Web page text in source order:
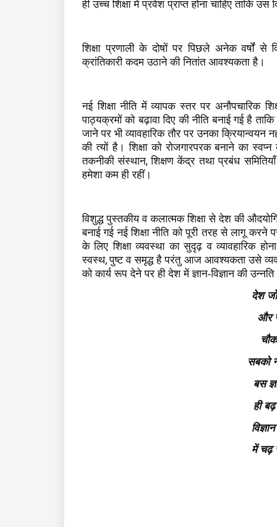
ही उच्च शिक्षा में प्रवेश प्राप्त होना चाहिए ताकि
शिक्षा प्रणाली के दोषों पर पिछले अनेक वर्षों से
क्रांतिकारी कदम उठाने की नितांत आवश्यकता है।
नई शिक्षा नीति में व्यापक स्तर पर अनौपचारिक
पाठ्यक्रमों को बढ़ावा दिए की नीति बनाई गई है
जाने पर भी व्यावहारिक तौर पर उनकाक्रियान्वयन
की त्यों है। शिक्षा को रोजगारपरक बनाने का
तकनीकी संस्थान,शिक्षण केंद्र तथा प्रबंध
हमेशा कम ही रहीं।
विशुद्ध पुस्तकीय व कलात्मक शिक्षा से देश की
बनाई गई नई शिक्षा नीति को पूरी तरह से लागू करने
के लिए शिक्षा व्यवस्था का सुदृढ़ व व्यावहारिक
स्वस्थ,पुष्ट व समृद्ध है परंतु आज आवश्यकता उसे
को कार्य रूप देने पर ही देश में ज्ञान-विज्ञान की
देश
और
सबको
बस
ही
में चढ़